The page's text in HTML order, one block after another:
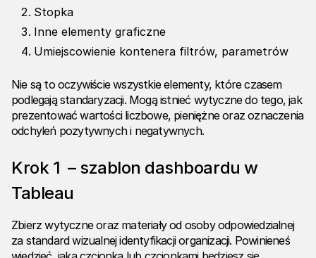
Stopka
Inne elementy graficzne
Umiejscowienie kontenera filtrów, parametrów
Nie są to oczywiście wszystkie elementy, które czasem
podlegają standaryzacji. Mogą istnieć wytyczne do tego, jak
prezentować wartości liczbowe, pieniężne oraz oznaczenia
odchyleń pozytywnych i negatywnych.
Krok 1 – szablon dashboardu w
Tableau
Zbierz wytyczne oraz materiały od osoby odpowiedzialnej
za standard wizualnej identyfikacji organizacji. Powinieneś